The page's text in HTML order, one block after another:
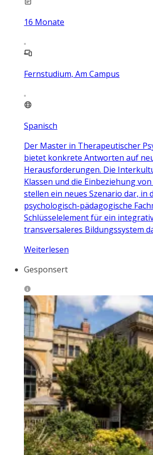
16 Monate
Fernstudium, Am Campus
Spanisch
Der Master in Therapeutischer
bietet konkrete Antworten auf
Herausforderungen. Die
Klassen und die Einbeziehung
stellen ein neues Szenario dar, in
psychologisch-pädagogische
Schlüsselelement für ein
transversaleres Bildungssystem
Weiterlesen
Gesponsert